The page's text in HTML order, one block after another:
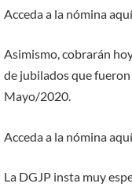
Acceda a la nómina aquí
Asimismo, cobrarán
de jubilados que
Mayo/2020.
Acceda a la nómina aquí
La DGJP insta muy